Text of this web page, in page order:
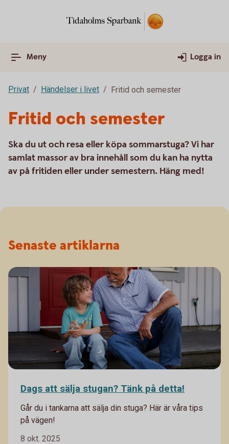
Meny Logga in
Privat Händelser i livet Fritid och semester
Fritid och semester
Ska du ut och resa eller köpa sommarstuga? Vi har
samlat massor av bra innehåll som du kan ha nytta
av på fritiden eller under semestern. Häng med!
Senaste artiklarna
Dags att sälja stugan? Tänk på detta!
Går du i tankarna att sälja din stuga? Här är våra tips
på vägen!
8 okt. 2025